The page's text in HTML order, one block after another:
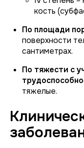
кость
По площади
поверхности
сантиметрах.
По тяжести с
тяжелые.